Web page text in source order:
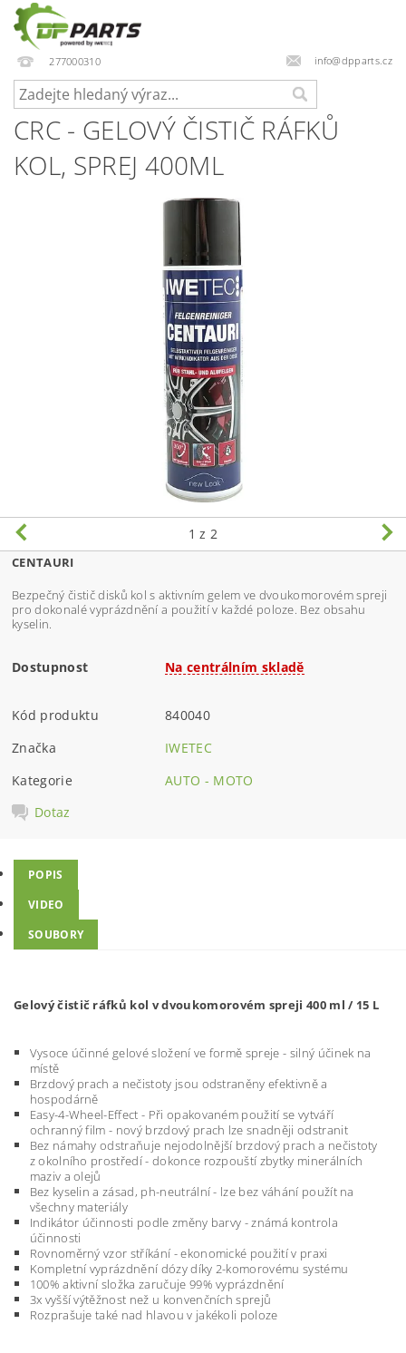
277000310 info@dpparts.cz
CRC - GELOVÝ ČISTIČ RÁFKŮ
KOL, SPREJ 400ML
1 z 2
CENTAURI
Bezpečný čistič disků kol s aktivním gelem ve dvoukomorovém spreji
pro dokonalé vyprázdnění a použití v každé poloze. Bez obsahu
kyselin.
Dostupnost Na centrálním skladě
Kód produktu
840040
Značka
IWETEC
Kategorie
AUTO - MOTO
Dotaz
POPIS
VIDEO
SOUBORY
Gelový čistič ráfků kol v dvoukomorovém spreji 400 ml / 15 L
Vysoce účinné gelové složení ve formě spreje - silný účinek na
místě
Brzdový prach a nečistoty jsou odstraněny efektivně a
hospodárně
Easy-4-Wheel-Effect - Při opakovaném použití se vytváří
ochranný film - nový brzdový prach lze snadněji odstranit
Bez námahy odstraňuje nejodolnější brzdový prach a nečistoty
z okolního prostředí - dokonce rozpouští zbytky minerálních
maziv a olejů
Bez kyselin a zásad, ph-neutrální - lze bez váhání použít na
všechny materiály
Indikátor účinnosti podle změny barvy - známá kontrola
účinnosti
Rovnoměrný vzor stříkání - ekonomické použití v praxi
Kompletní vyprázdnění dózy díky 2-komorovému systému
100% aktivní složka zaručuje 99% vyprázdnění
3x vyšší výtěžnost než u konvenčních sprejů
Rozprašuje také nad hlavou v jakékoli poloze